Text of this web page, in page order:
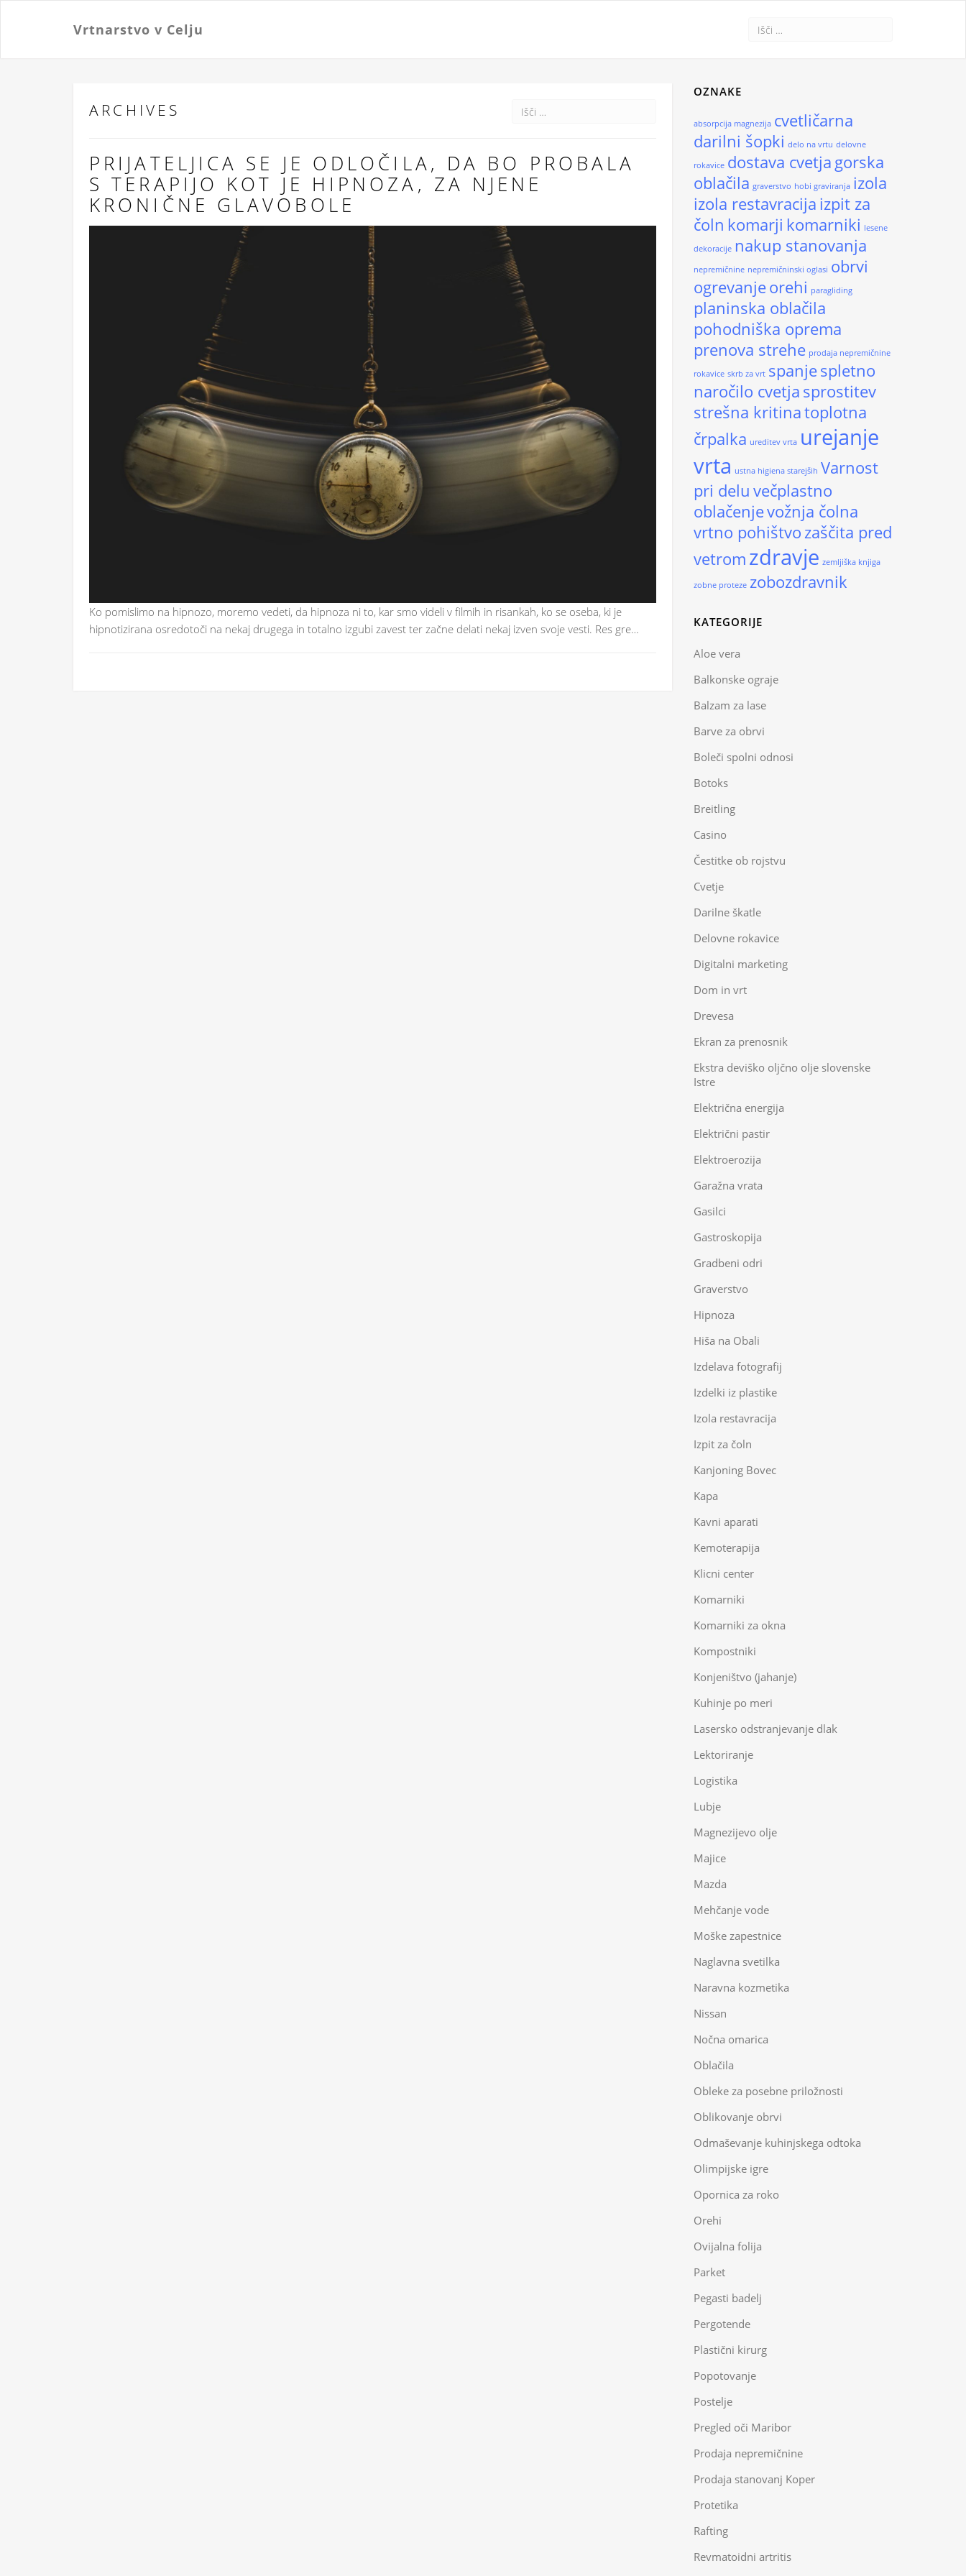
Vrtnarstvo v Celju
ARCHIVES
PRIJATELJICA SE JE ODLOČILA, DA BO PROBALA
S TERAPIJO KOT JE HIPNOZA, ZA NJENE
KRONIČNE GLAVOBOLE
Ko pomislimo na hipnozo, moremo vedeti, da hipnoza ni to, kar smo videli v filmih in risankah, ko se oseba, ki je
hipnotizirana osredotoči na nekaj drugega in totalno izgubi zavest ter začne delati nekaj izven svoje vesti. Res gre…
OZNAKE
absorpcija magnezija cvetličarna
darilni šopki delo na vrtu delovne
rokavice dostava cvetja gorska
oblačila graverstvo hobi graviranja izola
izola restavracija izpit za
čoln komarji komarniki lesene
dekoracije nakup stanovanja
nepremičnine nepremičninski oglasi obrvi
ogrevanjeorehi paragliding
planinska oblačila
pohodniška oprema
prenova strehe prodaja nepremičnine
rokavice skrb za vrt spanjespletno
naročilo cvetja sprostitev
strešna kritinatoplotna
črpalka ureditev vrta urejanje
vrta ustna higiena starejših Varnost
pri delu večplastno
oblačenjevožnja čolna
vrtno pohištvo zaščita pred
vetrom zdravje zemljiška knjiga
zobne proteze zobozdravnik
KATEGORIJE
Aloe vera
Balkonske ograje
Balzam za lase
Barve za obrvi
Boleči spolni odnosi
Botoks
Breitling
Casino
Čestitke ob rojstvu
Cvetje
Darilne škatle
Delovne rokavice
Digitalni marketing
Dom in vrt
Drevesa
Ekran za prenosnik
Ekstra deviško oljčno olje slovenske
Istre
Električna energija
Električni pastir
Elektroerozija
Garažna vrata
Gasilci
Gastroskopija
Gradbeni odri
Graverstvo
Hipnoza
Hiša na Obali
Izdelava fotografij
Izdelki iz plastike
Izola restavracija
Izpit za čoln
Kanjoning Bovec
Kapa
Kavni aparati
Kemoterapija
Klicni center
Komarniki
Komarniki za okna
Kompostniki
Konjeništvo (jahanje)
Kuhinje po meri
Lasersko odstranjevanje dlak
Lektoriranje
Logistika
Lubje
Magnezijevo olje
Majice
Mazda
Mehčanje vode
Moške zapestnice
Naglavna svetilka
Naravna kozmetika
Nissan
Nočna omarica
Oblačila
Obleke za posebne priložnosti
Oblikovanje obrvi
Odmaševanje kuhinjskega odtoka
Olimpijske igre
Opornica za roko
Orehi
Ovijalna folija
Parket
Pegasti badelj
Pergotende
Plastični kirurg
Popotovanje
Postelje
Pregled oči Maribor
Prodaja nepremičnine
Prodaja stanovanj Koper
Protetika
Rafting
Revmatoidni artritis